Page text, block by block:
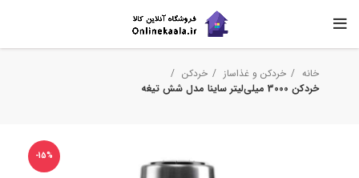
خانه خردکن و غذاساز
خردکن
خردکن 3000 میلی‌لیتر ساینا مدل شش تیغه
-15%